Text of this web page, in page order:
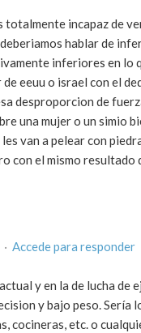
totalmente incapaz de
hablar de
inferiores en lo
eeuu o israel con el
desproporcion de
una mujer o un simio
van a pelear con
con el mismo resultado
Accede para responder
y en la de lucha
y bajo peso. Sería
cocineras, etc. o